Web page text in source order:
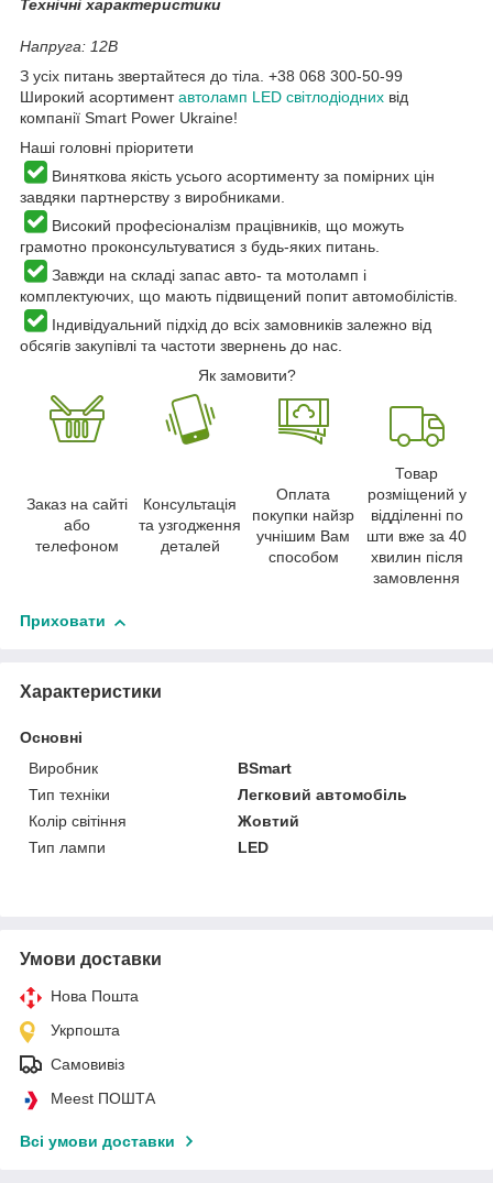
Технічні характеристики
Напруга: 12В
З усіх питань звертайтеся до тіла. +38 068 300-50-99
Широкий асортиментавтоламп LED світлодіодних від
компанії Smart Power Ukraine!
Наші головні пріоритети
Виняткова якість усього асортименту за помірних цін
завдяки партнерству з виробниками.
Високий професіоналізм працівників, що можуть
грамотно проконсультуватися з будь-яких питань.
Завжди на складі запас авто- та мотоламп і
комплектуючих, що мають підвищений попит автомобілістів.
Індивідуальний підхід до всіх замовників залежно від
обсягів закупівлі та частоти звернень до нас.
Як замовити?
Заказ на сайті
або
телефоном
Консультація
та узгодження
деталей
Оплата
покупки найзр
учнішим Вам
способом
Товар
розміщений у
відділенні по
шти вже за 40
хвилин після
замовлення
Приховати
Характеристики
Основні
Виробник
BSmart
Тип техніки
Легковий автомобіль
Колір світіння
Жовтий
Тип лампи
LED
Умови доставки
Нова Пошта
Укрпошта
Самовивіз
Meest ПОШТА
Всі умови доставки